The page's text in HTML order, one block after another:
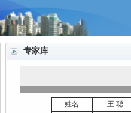
专家库
姓名
王 聪